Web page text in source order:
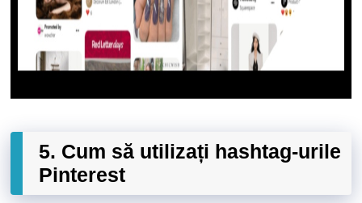
5. Cum să utilizați hashtag-urile
Pinterest